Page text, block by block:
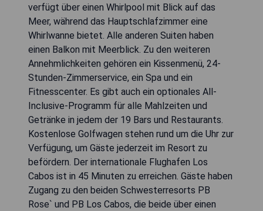
verfügt über einen Whirlpool mit Blick auf das
Meer, während das Hauptschlafzimmer eine
Whirlwanne bietet. Alle anderen Suiten haben
einen Balkon mit Meerblick. Zu den weiteren
Annehmlichkeiten gehören ein Kissenmenü, 24-
Stunden-Zimmerservice, ein Spa und ein
Fitnesscenter. Es gibt auch ein optionales All-
Inclusive-Programm für alle Mahlzeiten und
Getränke in jedem der 19 Bars und Restaurants.
Kostenlose Golfwagen stehen rund um die Uhr zur
Verfügung, um Gäste jederzeit im Resort zu
befördern. Der internationale Flughafen Los
Cabos ist in 45 Minuten zu erreichen. Gäste haben
Zugang zu den beiden Schwesterresorts PB
Rose` und PB Los Cabos, die beide über einen